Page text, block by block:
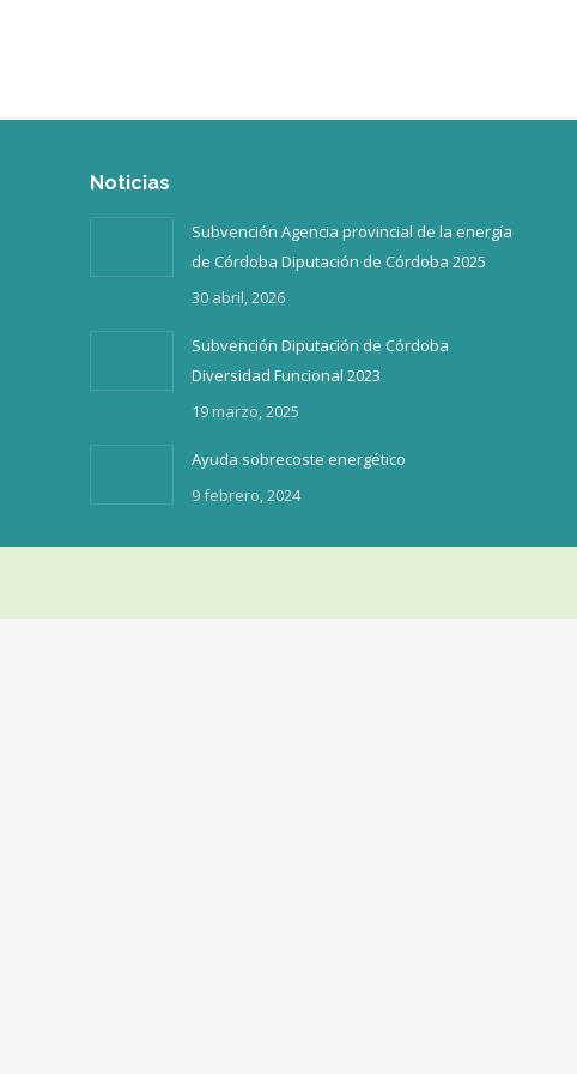
Noticias
Subvención Agencia provincial de la energía
de Córdoba Diputación de Córdoba 2025
30 abril, 2026
Subvención Diputación de Córdoba
Diversidad Funcional 2023
19 marzo, 2025
Ayuda sobrecoste energético
9 febrero, 2024